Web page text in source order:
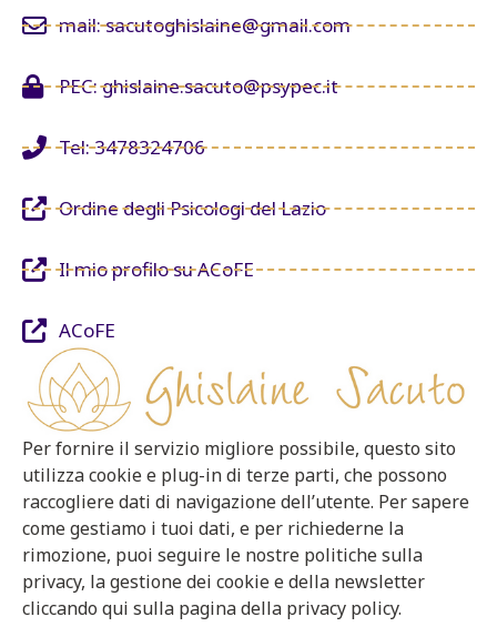
mail: sacutoghislaine@gmail.com
PEC: ghislaine.sacuto@psypec.it
Tel: 3478324706
Ordine degli Psicologi del Lazio
Il mio profilo su ACoFE
ACoFE
Per fornire il servizio migliore possibile, questo sito
utilizza cookie e plug-in di terze parti, che possono
raccogliere dati di navigazione dell’utente. Per sapere
come gestiamo i tuoi dati, e per richiederne la
rimozione, puoi seguire le nostre politiche sulla
privacy, la gestione dei cookie e della newsletter
cliccando qui sulla pagina della privacy policy.